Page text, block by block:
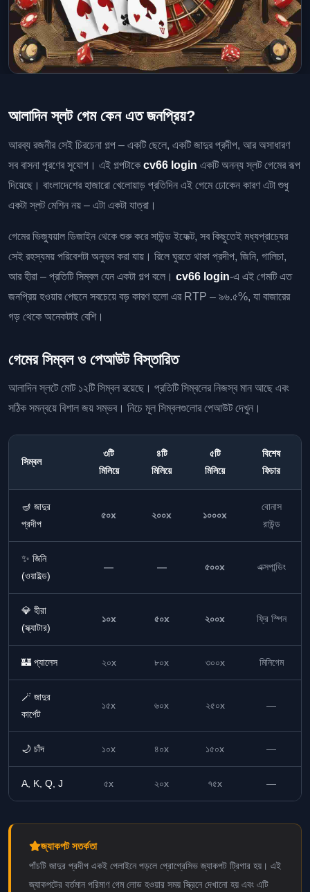
আলাদিন স্লট গেম কেন এত জনপ্রিয়?
আরব্য রজনীর সেই চিরচেনা গল্প – একটি ছেলে, একটি জাদুর প্রদীপ, আর অসাধারণ
সব বাসনা পূরণের সুযোগ। এই গল্পটাকে cv66 login একটি অনন্য স্লট গেমের রূপ
দিয়েছে। বাংলাদেশের হাজারো খেলোয়াড় প্রতিদিন এই গেমে ঢোকেন কারণ এটা শুধু
একটা স্লট মেশিন নয় – এটা একটা যাত্রা।
গেমের ভিজ্যুয়াল ডিজাইন থেকে শুরু করে সাউন্ড ইফেক্ট, সব কিছুতেই মধ্যপ্রাচ্যের
সেই রহস্যময় পরিবেশটা অনুভব করা যায়। রিলে ঘুরতে থাকা প্রদীপ, জিনি, গালিচা,
আর হীরা – প্রতিটি সিম্বল যেন একটা গল্প বলে। cv66 login-এ এই গেমটি এত
জনপ্রিয় হওয়ার পেছনে সবচেয়ে বড় কারণ হলো এর RTP – ৯৬.৫%, যা বাজারের
গড় থেকে অনেকটাই বেশি।
গেমের সিম্বল ও পেআউট বিস্তারিত
আলাদিন স্লটে মোট ১২টি সিম্বল রয়েছে। প্রতিটি সিম্বলের নিজস্ব মান আছে এবং
সঠিক সমন্বয়ে বিশাল জয় সম্ভব। নিচে মূল সিম্বলগুলোর পেআউট দেখুন।
সিম্বল
৩টি
মিলিয়ে
৪টি
মিলিয়ে
৫টি
মিলিয়ে
বিশেষ
ফিচার
🪔 জাদুর
প্রদীপ
৫০x ২০০x ১০০০x
বোনাস
রাউন্ড
✨ জিনি
(ওয়াইল্ড)
— — ৫০০x এক্সপান্ডিং
💎 হীরা
(স্ক্যাটার)
১০x ৫০x ২০০x ফ্রি স্পিন
🏰 প্যালেস ২০x ৮০x ৩০০x মিনিগেম
🪄 জাদুর
কার্পেট
১৫x ৬০x ২৫০x —
🌙 চাঁদ ১০x ৪০x ১৫০x —
A, K, Q, J ৫x ২০x ৭৫x —
জ্যাকপট সতর্কতা
পাঁচটি জাদুর প্রদীপ একই পেলাইনে পড়লে প্রোগ্রেসিভ জ্যাকপট ট্রিগার হয়। এই
জ্যাকপটের বর্তমান পরিমাণ গেম লোড হওয়ার সময় স্ক্রিনে দেখানো হয় এবং এটি